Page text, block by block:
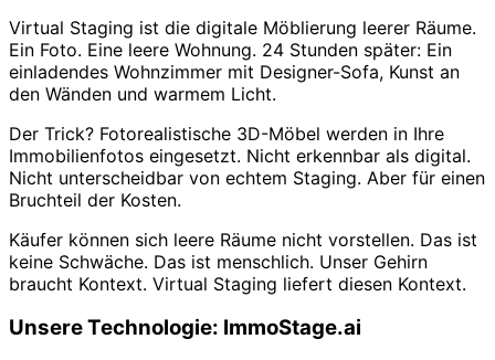
Virtual Staging ist die digitale Möblierung leerer Räume.
Ein Foto. Eine leere Wohnung. 24 Stunden später: Ein
einladendes Wohnzimmer mit Designer-Sofa, Kunst an
den Wänden und warmem Licht.
Der Trick? Fotorealistische 3D-Möbel werden in Ihre
Immobilienfotos eingesetzt. Nicht erkennbar als digital.
Nicht unterscheidbar von echtem Staging. Aber für einen
Bruchteil der Kosten.
Käufer können sich leere Räume nicht vorstellen. Das ist
keine Schwäche. Das ist menschlich. Unser Gehirn
braucht Kontext. Virtual Staging liefert diesen Kontext.
Unsere Technologie: ImmoStage.ai